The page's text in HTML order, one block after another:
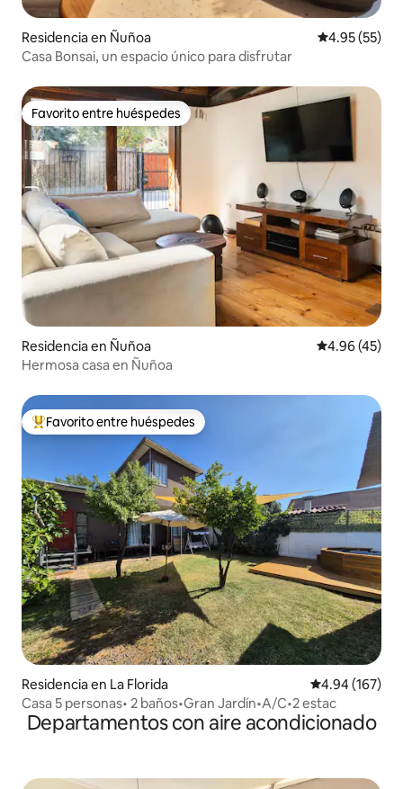
Residencia en Ñuñoa Calificación
4.95 (55)
Casa Bonsai, un espacio único para disfrutar
Favorito entre huéspedes
Favorito entre huéspedes
Residencia en Ñuñoa Calificación
4.96 (45)
Hermosa casa en Ñuñoa
De los mejores en Favorito entre huéspedes
Favorito entre huéspedes
Residencia en La Florida Calificación
4.94 (167)
Casa 5 personas• 2 baños•Gran Jardín•A/C•2 estac
Departamentos con aire acondicionado